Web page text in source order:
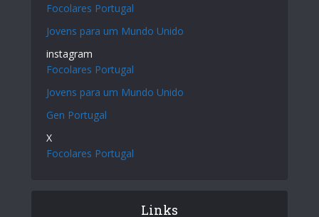
Focolares Portugal
Jovens para um Mundo Unido
instagram
Focolares Portugal
Jovens para um Mundo Unido
Gen Portugal
X
Focolares Portugal
Links